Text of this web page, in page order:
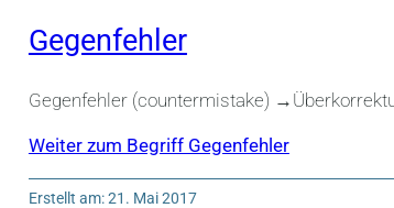
Gegenfehler
Gegenfehler (countermistake)
Weiter zum Begriff Gegenfehler
Erstellt am: 21. Mai 2017